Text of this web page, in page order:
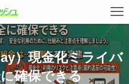
）現金化ミライバ
確保できる